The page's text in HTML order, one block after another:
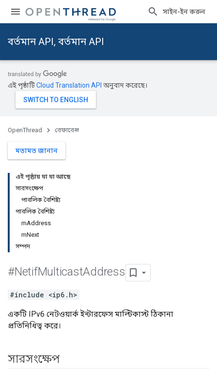
সাইন-ইন করুন
বর্তমান API, বর্তমান API
এই পৃষ্ঠাটিCloud Translation API অনুবাদ করেছে।
OpenThread রেফারেন্স
মতামত জানান
এই পৃষ্ঠায় যা যা আছে
সারসংক্ষেপ
পাবলিক বৈশিষ্ট্য
পাবলিক বৈশিষ্ট্য
mAddress
mNext
সম্পদ
#NetifMulticastAddress
#include <ip6.h>
একটি IPv6 নেটওয়ার্ক ইন্টারফেস মাল্টিকাস্ট ঠিকানা
প্রতিনিধিত্ব করে।
সারসংক্ষেপ